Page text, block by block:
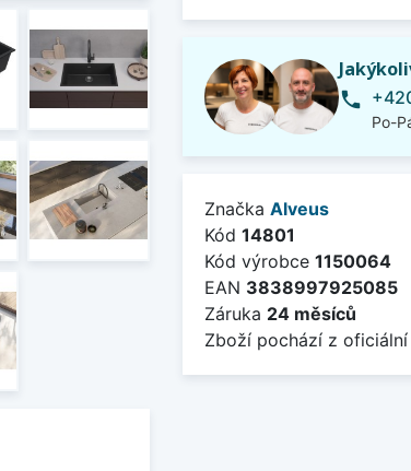
phone
Po-
Značka Alveus
Kód 14801
Kód výrobce 1150064
EAN 3838997925085
Záruka 24 měsíců
Zboží pochází z